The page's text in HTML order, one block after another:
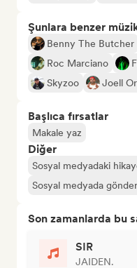
Şunlara benzer
Benny The Butcher
Roc Marciano
Skyzoo
Joell
Başlıca fırsatlar
Makale yaz
Diğer
Sosyal medyadaki
Sosyal medyada
Son zamanlarda bu
SIR
JAIDEN.